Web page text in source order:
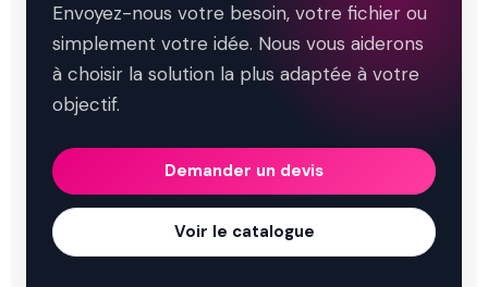
Envoyez-nous votre besoin, votre fichier ou
simplement votre idée. Nous vous aiderons
à choisir la solution la plus adaptée à votre
objectif.
Demander un devis
Voir le catalogue